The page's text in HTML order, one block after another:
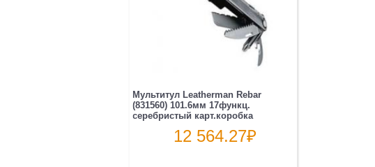
Мультитул Leatherman Rebar
(831560) 101.6мм 17функц.
серебристый карт.коробка
12 564.27₽